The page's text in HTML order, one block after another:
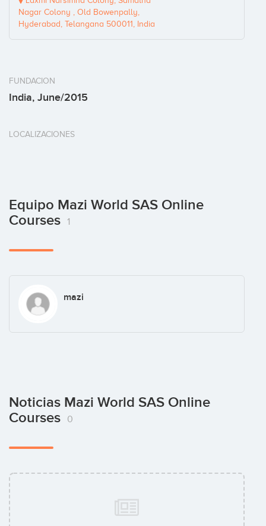
Nagar Colony , Old Bowenpally,
Hyderabad, Telangana 500011, India
FUNDACION
India, June/2015
LOCALIZACIONES
Equipo Mazi World SAS Online
Courses
1
mazi
Noticias Mazi World SAS Online
Courses
0